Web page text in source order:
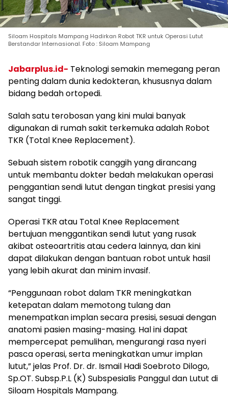
Siloam Hospitals Mampang Hadirkan Robot TKR untuk Operasi Lutut
Berstandar Internasional. Foto : Siloam Mampang
Jabarplus.id- Teknologi semakin memegang peran
penting dalam dunia kedokteran, khususnya dalam
bidang bedah ortopedi.
Salah satu terobosan yang kini mulai banyak
digunakan di rumah sakit terkemuka adalah Robot
TKR (Total Knee Replacement).
Sebuah sistem robotik canggih yang dirancang
untuk membantu dokter bedah melakukan operasi
penggantian sendi lutut dengan tingkat presisi yang
sangat tinggi.
Operasi TKR atau Total Knee Replacement
bertujuan menggantikan sendi lutut yang rusak
akibat osteoartritis atau cedera lainnya, dan kini
dapat dilakukan dengan bantuan robot untuk hasil
yang lebih akurat dan minim invasif.
“Penggunaan robot dalam TKR meningkatkan
ketepatan dalam memotong tulang dan
menempatkan implan secara presisi, sesuai dengan
anatomi pasien masing-masing. Hal ini dapat
mempercepat pemulihan, mengurangi rasa nyeri
pasca operasi, serta meningkatkan umur implan
lutut,” jelas Prof. Dr. dr. Ismail Hadi Soebroto Dilogo,
Sp.OT. Subsp.P.L (K) Subspesialis Panggul dan Lutut di
Siloam Hospitals Mampang.